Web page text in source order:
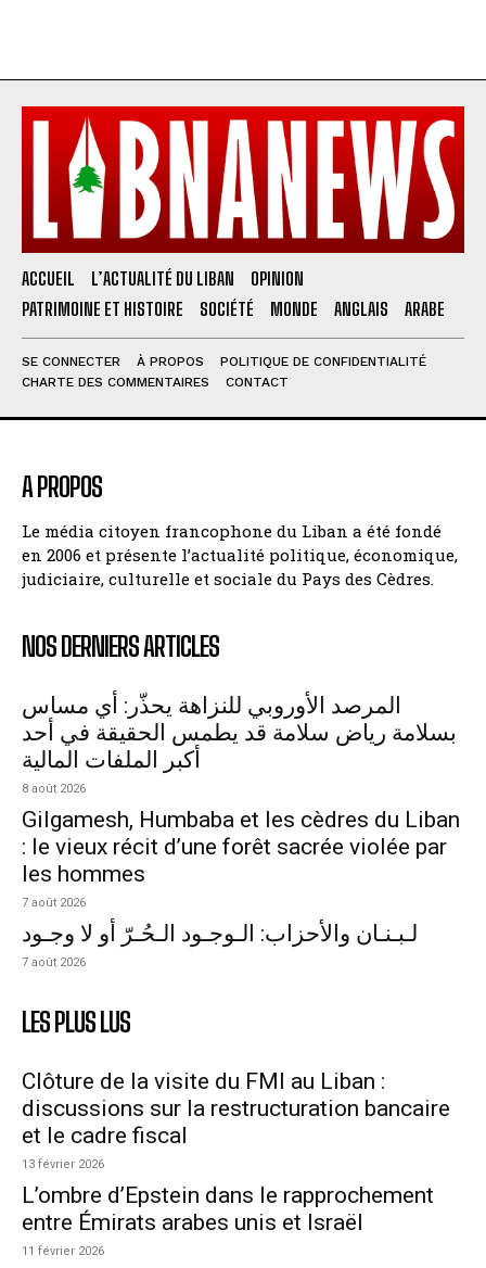
ACCUEIL L’ACTUALITÉ DU LIBAN
OPINION
PATRIMOINE ET HISTOIRE
SOCIÉTÉ MONDE ANGLAIS ARABE
SE CONNECTER À PROPOS
POLITIQUE DE CONFIDENTIALITÉ
CHARTE DES COMMENTAIRES
CONTACT
A PROPOS
Le média citoyen francophone du Liban a été fondé
en 2006 et présente l’actualité politique, économique,
judiciaire, culturelle et sociale du Pays des Cèdres.
NOS DERNIERS ARTICLES
المرصد الأوروبي للنزاهة يحذّر: أي مساس
بسلامة رياض سلامة قد يطمس الحقيقة في أحد
أكبر الملفات المالية
8 août 2026
Gilgamesh, Humbaba et les cèdres du Liban
: le vieux récit d’une forêt sacrée violée par
les hommes
7 août 2026
لـبـنـان والأحزاب: الـوجـود الـحُـرّ أو لا وجـود
7 août 2026
LES PLUS LUS
Clôture de la visite du FMI au Liban :
discussions sur la restructuration bancaire
et le cadre fiscal
13 février 2026
L’ombre d’Epstein dans le rapprochement
entre Émirats arabes unis et Israël
11 février 2026